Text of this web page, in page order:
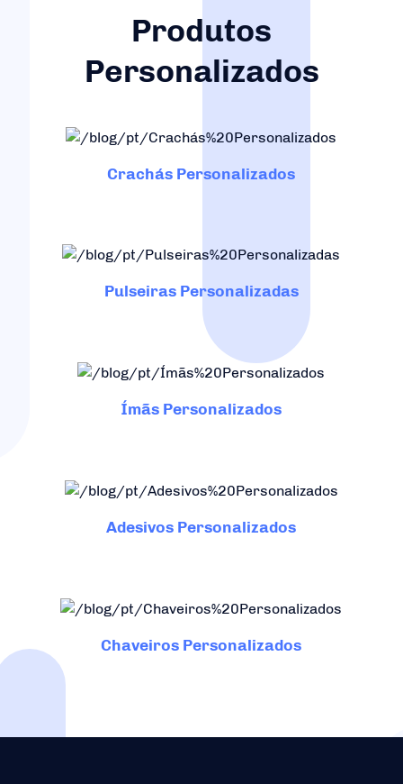
Produtos
Personalizados
Crachás Personalizados
Pulseiras Personalizadas
Ímãs Personalizados
Adesivos Personalizados
Chaveiros Personalizados